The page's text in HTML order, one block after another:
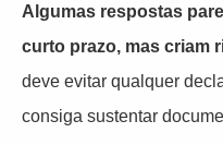
Algumas respostas
curto prazo, mas criam
deve evitar qualquer
consiga sustentar